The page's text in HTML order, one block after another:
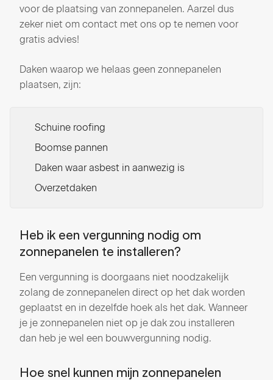
voor de plaatsing van zonnepanelen. Aarzel dus
zeker niet om contact met ons op te nemen voor
gratis advies!
Daken waarop we helaas geen zonnepanelen
plaatsen, zijn:
Schuine roofing
Boomse pannen
Daken waar asbest in aanwezig is
Overzetdaken
Heb ik een vergunning nodig om
zonnepanelen te installeren?
Een vergunning is doorgaans niet noodzakelijk
zolang de zonnepanelen direct op het dak worden
geplaatst en in dezelfde hoek als het dak. Wanneer
je je zonnepanelen niet op je dak zou installeren
dan heb je wel een bouwvergunning nodig.
Hoe snel kunnen mijn zonnepanelen